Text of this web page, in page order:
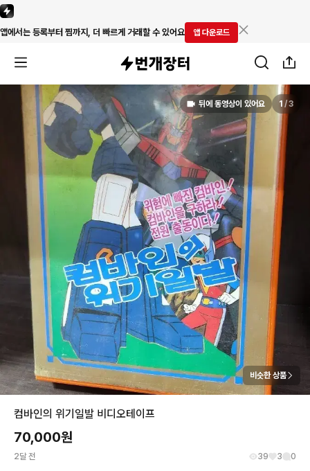
앱에서는 등록부터 찜까지, 더 빠르게 거래할 수 있어요 앱 다운로드
뒤에 동영상이 있어요 1 /3
비슷한 상품
컴바인의 위기일발 비디오테이프
70,000원
2달 전 39 3 0